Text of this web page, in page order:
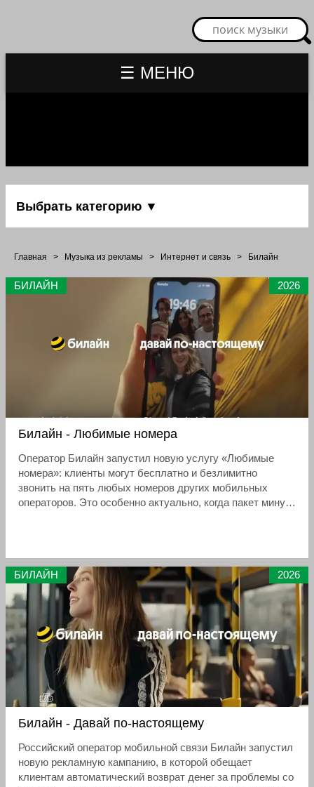
☰ МЕНЮ
Выбрать категорию ▼
Главная > Музыка из рекламы > Интернет и связь > Билайн
БИЛАЙН 2026
Билайн - Любимые номера
Оператор Билайн запустил новую услугу «Любимые
номера»: клиенты могут бесплатно и безлимитно
звонить на пять любых номеров других мобильных
операторов. Это особенно актуально, когда пакет минут
БИЛАЙН 2026
Билайн - Давай по-настоящему
Российский оператор мобильной связи Билайн запустил
новую рекламную кампанию, в которой обещает
клиентам автоматический возврат денег за проблемы со